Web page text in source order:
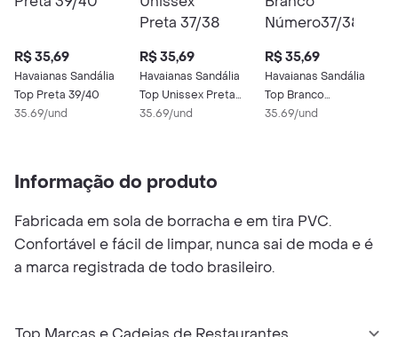
R$ 35,69
Havaianas Sandália
Top Preta 39/40
35.69/und
R$ 35,69
Havaianas Sandália
Top Unissex Preta
37/38
35.69/und
R$ 35,69
Havaianas Sandália
Top Branco
Número37/38
35.69/und
Informação do produto
Fabricada em sola de borracha e em tira PVC.
Confortável e fácil de limpar, nunca sai de moda e é
a marca registrada de todo brasileiro.